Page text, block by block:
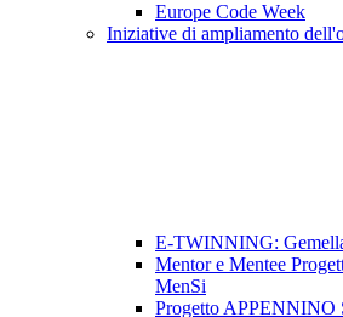
Europe Code Week
Iniziative di ampliamento
E-TWINNING:
Mentor e Mentee
MenSi
Progetto APPENNINO